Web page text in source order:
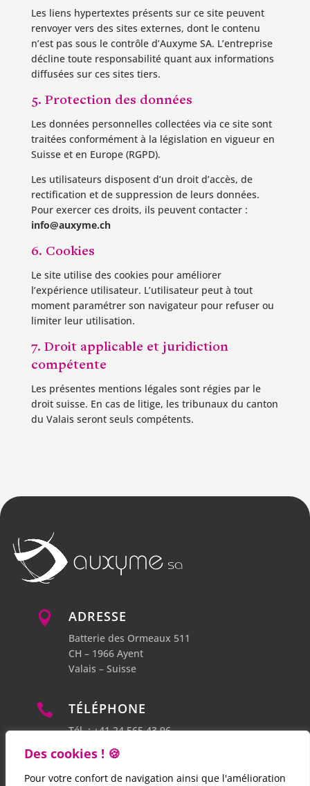
Des cookies ! 🍪
Pour votre confort de navigation ainsi que l'amélioration
Les liens hypertextes présents sur ce site peuvent
renvoyer vers des sites externes, dont le contenu
n’est pas sous le contrôle d’Auxyme SA. L’entreprise
décline toute responsabilité quant aux informations
diffusées sur ces sites tiers.
5. Protection des données
Les données personnelles collectées via ce site sont
traitées conformément à la législation en vigueur en
Suisse et en Europe (RGPD).
Les utilisateurs disposent d’un droit d’accès, de
rectification et de suppression de leurs données.
Pour exercer ces droits, ils peuvent contacter :
info@auxyme.ch
6. Cookies
Le site utilise des cookies pour améliorer
l’expérience utilisateur. L’utilisateur peut à tout
moment paramétrer son navigateur pour refuser ou
limiter leur utilisation.
7. Droit applicable et juridiction
compétente
Les présentes mentions légales sont régies par le
droit suisse. En cas de litige, les tribunaux du canton
du Valais seront seuls compétents.
 ADRESSE
Batterie des Ormeaux 511
CH – 1966 Ayent
Valais – Suisse
 TÉLÉPHONE
Tél. : +41 24 565 43 96
Mobile : +41 79 763 67 02